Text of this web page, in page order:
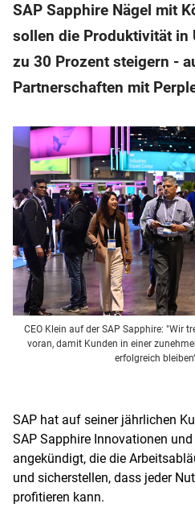
SAP Sapphire Nägel mit
sollen die Produktivität in
zu 30 Prozent steigern -
Partnerschaften mit
CEO Klein auf der SAP Sapphire: "Wir
voran, damit Kunden in einer
erfolgreich
SAP hat auf seiner jährlichen
SAP Sapphire Innovationen
angekündigt, die die
und sicherstellen, dass jeder
profitieren kann.